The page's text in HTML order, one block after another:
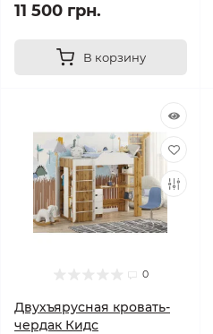
11 500 грн.
В корзину
0
Двухъярусная кровать-
чердак Кидс